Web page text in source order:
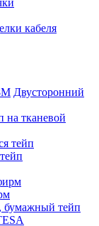
кабеля
Двусторонний
на тканевой
бумажный тейп